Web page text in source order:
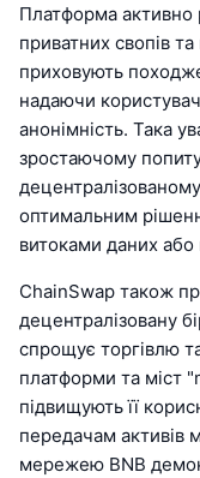
Платформа активно
приватних свопів та
приховують
надаючи
анонімність. Така
зростаючому
оптимальним
витоками даних
ChainSwap також
децентралізовану
спрощує торгівлю
платформи та міст
підвищують її
передачам активів
мережею BNB